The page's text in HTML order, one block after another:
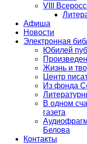
VIII
Афиша
Новости
Электронная
Юбилей
Жизнь и
Центр
Из фонда
В одном
газета
Белова
Контакты